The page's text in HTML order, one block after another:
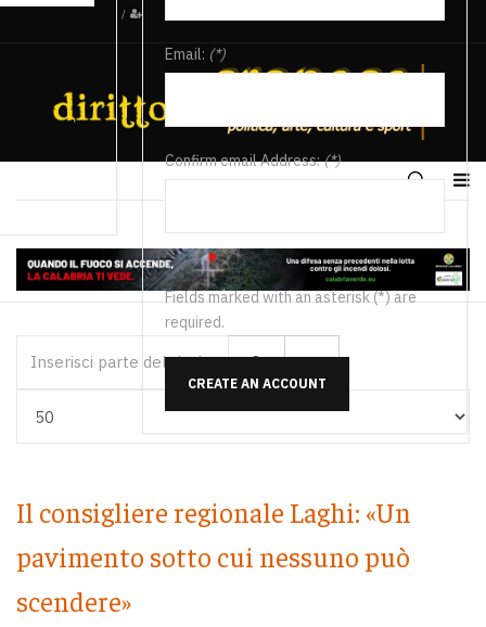
/
Email: (*)
Confirm email Address:(*)
Fields marked with an asterisk (*) are
required.
CREATE AN ACCOUNT
Il consigliere regionale Laghi: «Un
pavimento sotto cui nessuno può
scendere»